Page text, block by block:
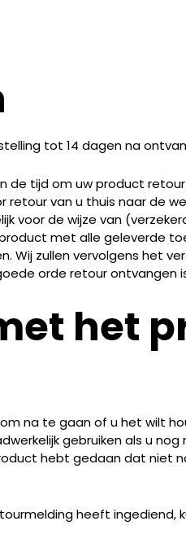
tot 14 dagen na
de tijd om uw product
retour van u thuis naar de
voor de wijze van
met alle geleverde
Wij zullen vervolgens het
orde retour ontvangen
het
na te gaan of u het wilt
gebruiken als u
hebt gedaan dat niet
heeft ingediend,